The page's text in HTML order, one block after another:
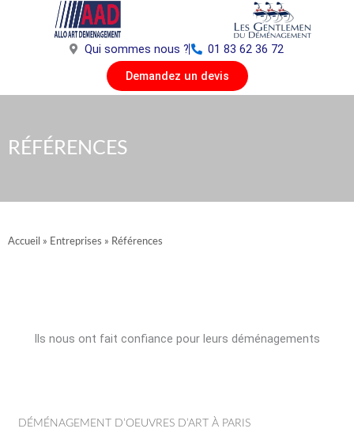
Qui sommes nous ?
01 83 62 36 72
Demandez un devis
RÉFÉRENCES
Accueil » Entreprises » Références
Ils nous ont fait confiance pour leurs déménagements
DÉMÉNAGEMENT D’OEUVRES D’ART À PARIS